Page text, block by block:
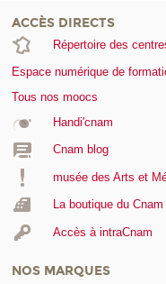
ACCÈS DIRECTS
Répertoire des
Espace numérique de
Tous nos moocs
Handi'cnam
Cnam blog
musée des Arts et
La boutique du Cnam
Accès à intraCnam
NOS MARQUES